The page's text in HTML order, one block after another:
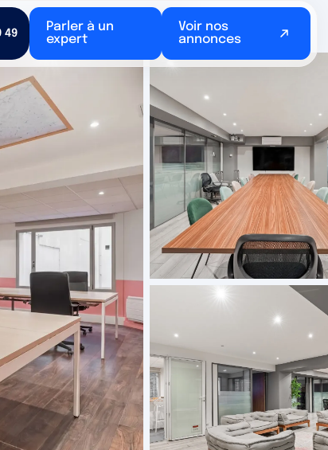
49
Parler à un
expert
Voir nos
annonces
- Paris 15e (Javel)